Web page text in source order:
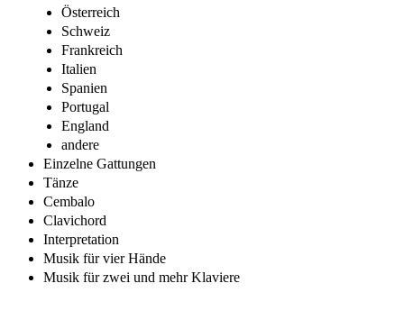
Österreich
Schweiz
Frankreich
Italien
Spanien
Portugal
England
andere
Einzelne Gattungen
Tänze
Cembalo
Clavichord
Interpretation
Musik für vier Hände
Musik für zwei und mehr Klaviere